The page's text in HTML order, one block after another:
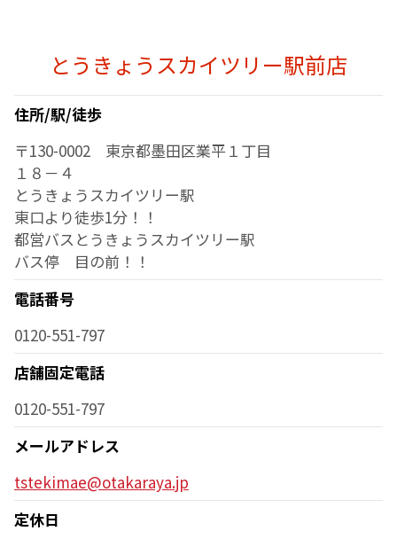
とうきょうスカイツリー駅前店
住所/駅/徒歩
〒130-0002 東京都墨田区業平１丁目
１８－４
とうきょうスカイツリー駅
東口より徒歩1分！！
都営バスとうきょうスカイツリー駅
バス停 目の前！！
電話番号
0120-551-797
店舗固定電話
0120-551-797
メールアドレス
tstekimae@otakaraya.jp
定休日